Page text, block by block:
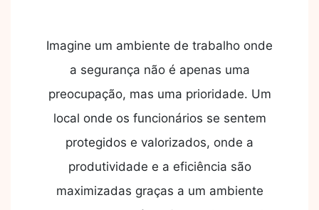
Imagine um ambiente de trabalho onde
a segurança não é apenas uma
preocupação, mas uma prioridade. Um
local onde os funcionários se sentem
protegidos e valorizados, onde a
produtividade e a eficiência são
maximizadas graças a um ambiente